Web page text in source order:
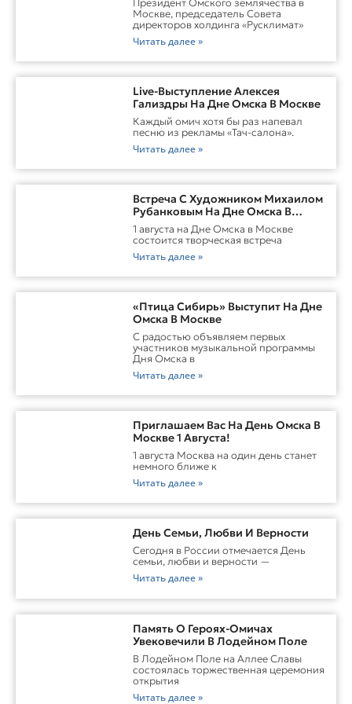
Президент Омского землячества в
Москве, председатель Совета
директоров холдинга «Русклимат»
Читать далее »
Live-Выступление Алексея
Гализдры На Дне Омска В Москве
Каждый омич хотя бы раз напевал
песню из рекламы «Тач-салона».
Читать далее »
Встреча С Художником Михаилом
Рубанковым На Дне Омска В
Москве
1 августа на Дне Омска в Москве
состоится творческая встреча
Читать далее »
«Птица Сибирь» Выступит На Дне
Омска В Москве
С радостью объявляем первых
участников музыкальной программы
Дня Омска в
Читать далее »
Приглашаем Вас На День Омска В
Москве 1 Августа!
1 августа Москва на один день станет
немного ближе к
Читать далее »
День Семьи, Любви И Верности
Сегодня в России отмечается День
семьи, любви и верности —
Читать далее »
Память О Героях-Омичах
Увековечили В Лодейном Поле
В Лодейном Поле на Аллее Славы
состоялась торжественная церемония
открытия
Читать далее »